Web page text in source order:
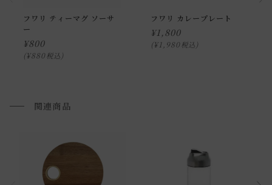
風合いとしてお楽しみください。
【商品の注意事項】
・本製品に強い衝撃を与えたり落とさぬようご注意下さい。
すのでお止め下さい。
・ヒビ・欠け等生じた際は、使用をお止めください。
・本来の用途以外の使用はお止め下さい。
フワリ ティーマグ ソーサ
ー
¥800
¥880 税込
フワリ カレープレート
¥1,800
¥1,980 税込
関連商品